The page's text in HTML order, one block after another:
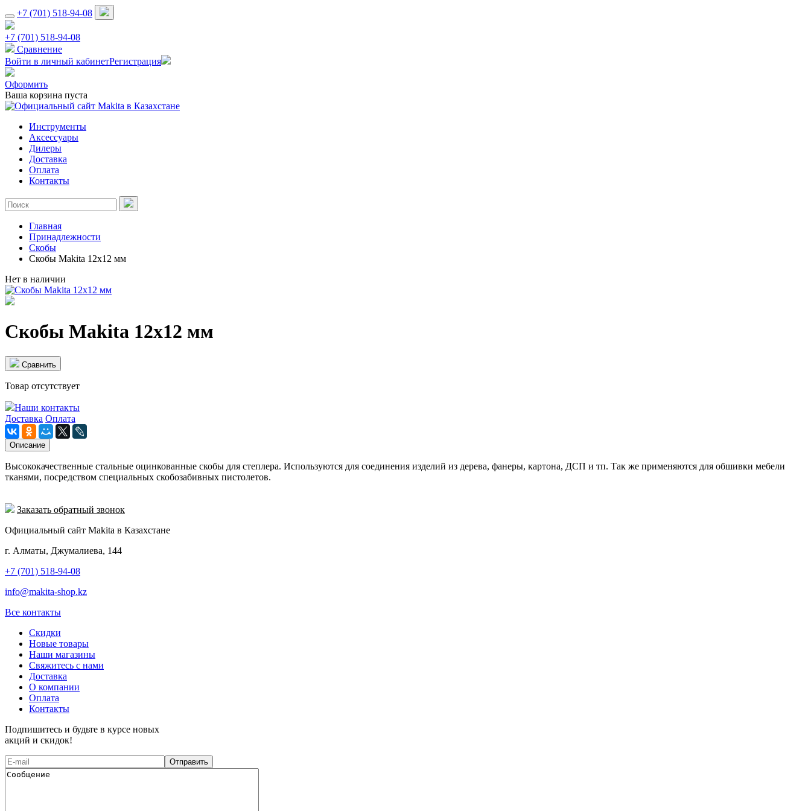
+7 (701) 518-94-08
+7 (701) 518-94-08
Сравнение
Войти в личный кабинетРегистрация
Оформить
Ваша корзина пуста
Инструменты
Аксессуары
Дилеры
Доставка
Оплата
Контакты
Главная
Принадлежности
Скобы
Скобы Makita 12x12 мм
Нет в наличии
Скобы Makita 12x12 мм
Cравнить
Товар отсутствует
Наши контакты
Доставка Оплата
Описание
Высококачественные стальные оцинкованные скобы для степлера. Используются для соединения изделий из дерева, фанеры, картона, ДСП и тп. Так же применяются для обшивки мебели
тканями, посредством специальных скобозабивных пистолетов.
Заказать обратный звонок
Официальный сайт Makita в Казахстане
г. Алматы, Джумалиева, 144
+7 (701) 518-94-08
info@makita-shop.kz
Все контакты
Скидки
Новые товары
Наши магазины
Свяжитесь с нами
Доставка
О компании
Оплата
Контакты
Подпишитесь и будьте в курсе новых
акций и скидок!
Отправить